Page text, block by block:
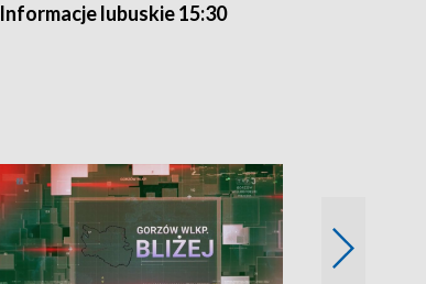
Informacje lubuskie 15:30